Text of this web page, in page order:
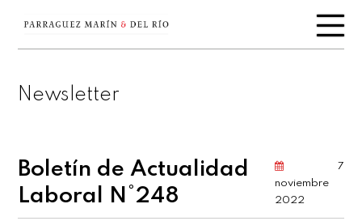
Newsletter
Boletín de Actualidad
Laboral N°248
7
noviembre
2022